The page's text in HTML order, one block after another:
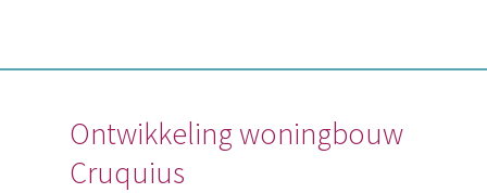
Ontwikkeling woningbouw
Cruquius